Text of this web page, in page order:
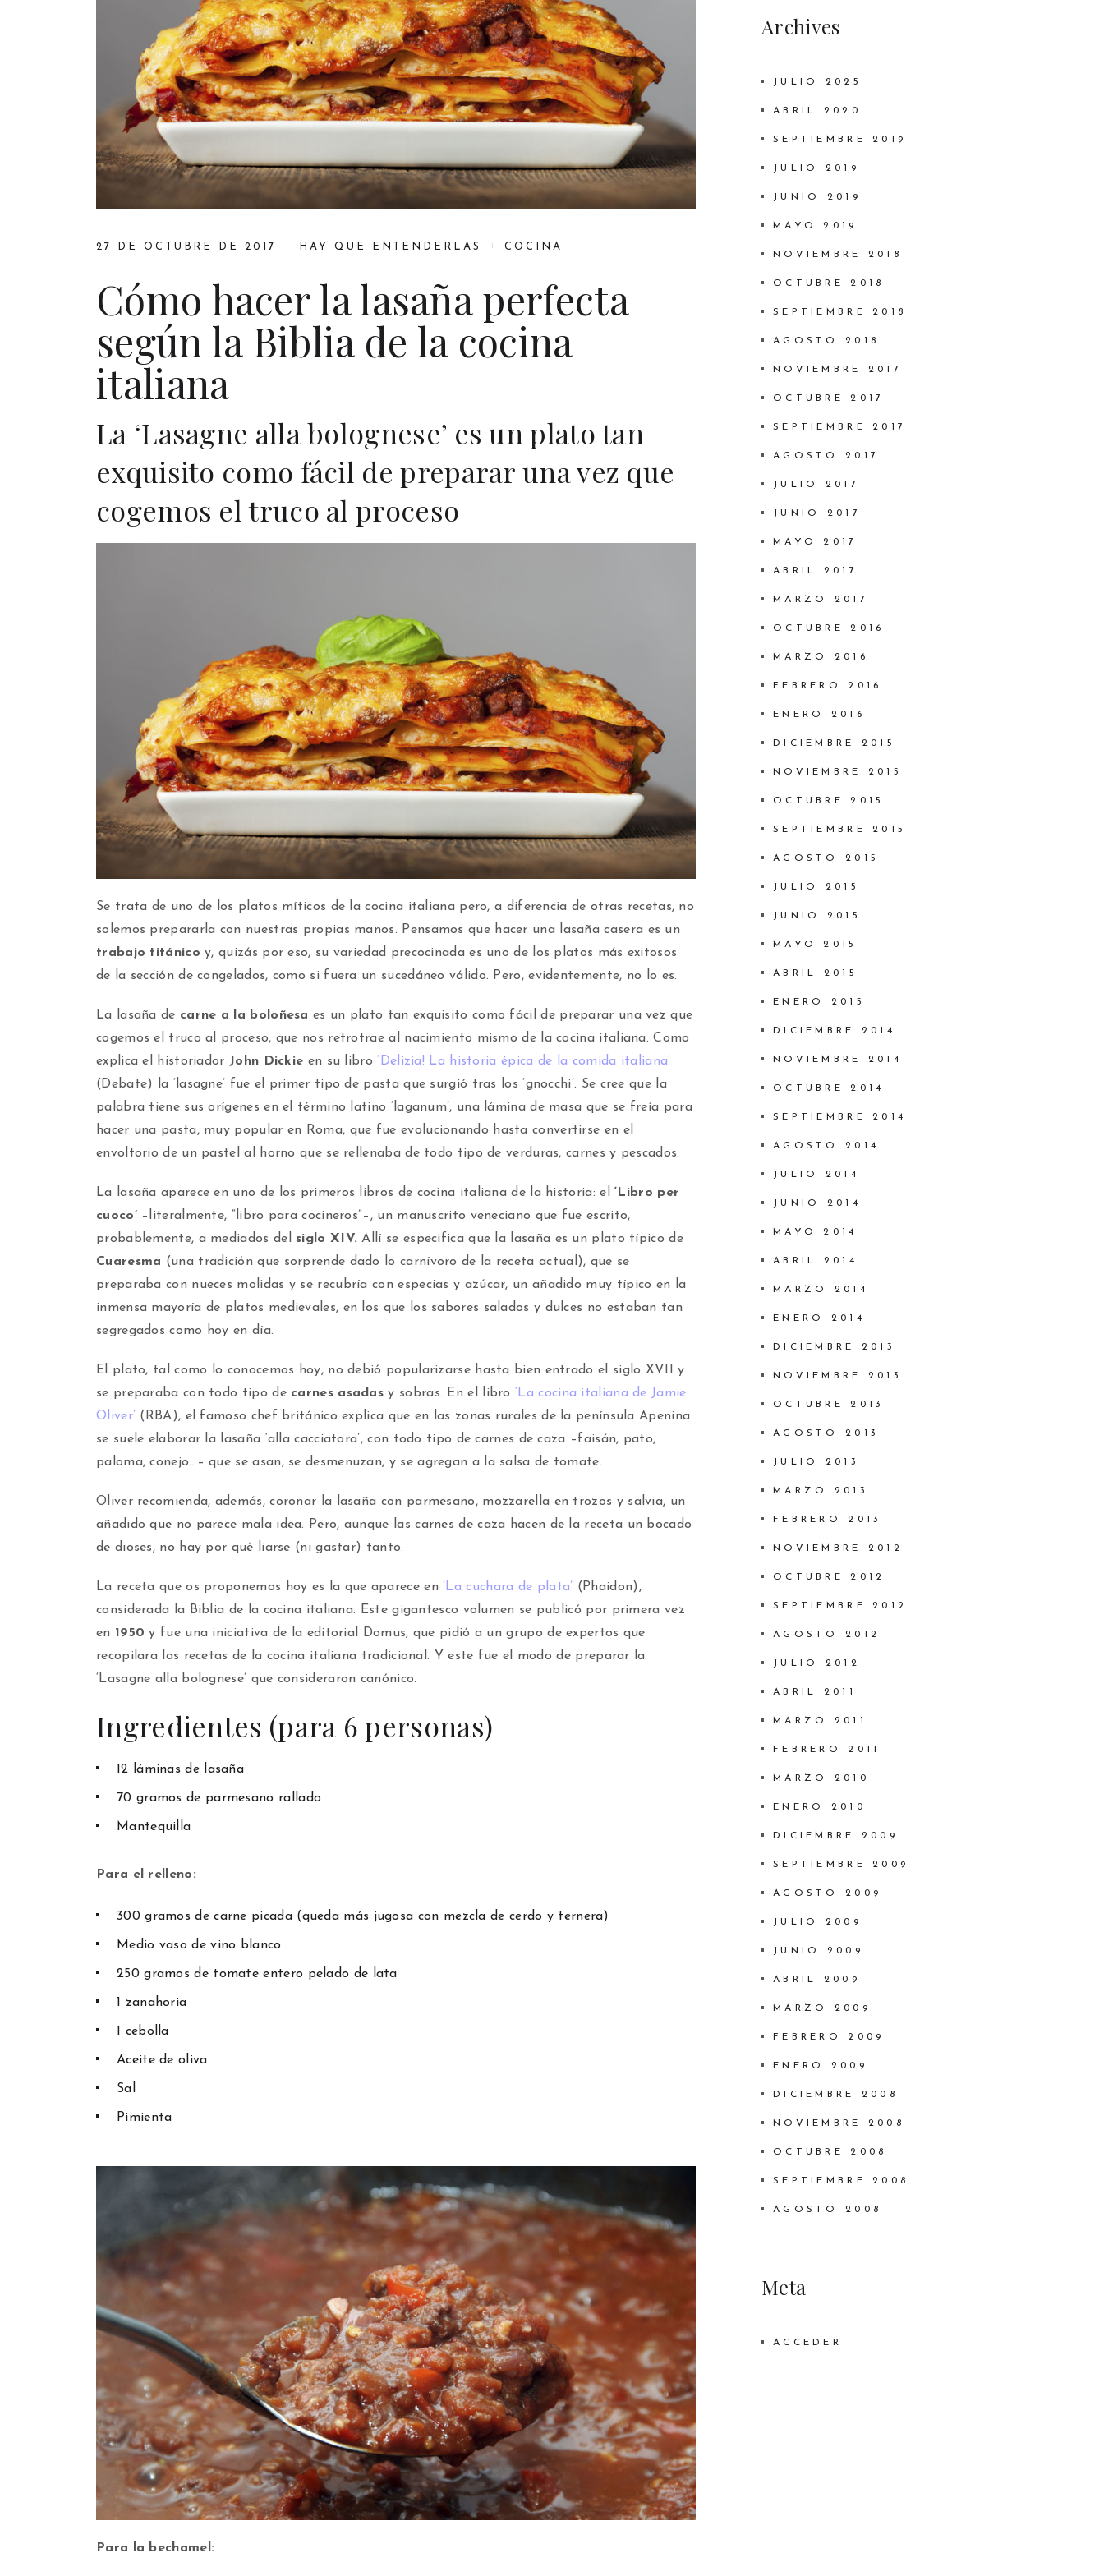
27 DE OCTUBRE DE 2017 HAY QUE ENTENDERLAS COCINA
Cómo hacer la lasaña perfecta
según la Biblia de la cocina
italiana
La ‘Lasagne alla bolognese’ es un plato tan
exquisito como fácil de preparar una vez que
cogemos el truco al proceso
Se trata de uno de los platos míticos de la cocina italiana pero, a diferencia de otras recetas, no
solemos prepararla con nuestras propias manos. Pensamos que hacer una lasaña casera es un
trabajo titánicoy, quizás por eso, su variedad precocinada es uno de los platos más exitosos
de la sección de congelados, como si fuera un sucedáneo válido. Pero, evidentemente, no lo es.
La lasaña de carne a la boloñesa es un plato tan exquisito como fácil de preparar una vez que
cogemos el truco al proceso, que nos retrotrae al nacimiento mismo de la cocina italiana. Como
explica el historiador John Dickie en su libro‘Delizia! La historia épica de la comida italiana’
(Debate) la ‘lasagne’ fue el primer tipo de pasta que surgió tras los ‘gnocchi’. Se cree que la
palabra tiene sus orígenes en el término latino ‘laganum’, una lámina de masa que se freía para
hacer una pasta, muy popular en Roma, que fue evolucionando hasta convertirse en el
envoltorio de un pastel al horno que se rellenaba de todo tipo de verduras, carnes y pescados.
La lasaña aparece en uno de los primeros libros de cocina italiana de la historia: el‘Libro per
cuoco’–literalmente, “libro para cocineros”–, un manuscrito veneciano que fue escrito,
probablemente, a mediados del siglo XIV.Allí se especifica que la lasaña es un plato típico de
Cuaresma (una tradición que sorprende dado lo carnívoro de la receta actual), que se
preparaba con nueces molidas y se recubría con especias y azúcar, un añadido muy típico en la
inmensa mayoría de platos medievales, en los que los sabores salados y dulces no estaban tan
segregados como hoy en día.
El plato, tal como lo conocemos hoy, no debió popularizarse hasta bien entrado el siglo XVII y
se preparaba con todo tipo decarnes asadasy sobras. En el libro‘La cocina italiana de Jamie
Oliver’ (RBA), el famoso chef británico explica que en las zonas rurales de la península Apenina
se suele elaborar la lasaña ‘alla cacciatora’, con todo tipo de carnes de caza –faisán, pato,
paloma, conejo…– que se asan, se desmenuzan, y se agregan a la salsa de tomate.
Oliver recomienda, además, coronar la lasaña con parmesano, mozzarella en trozos y salvia, un
añadido que no parece mala idea. Pero, aunque las carnes de caza hacen de la receta un bocado
de dioses, no hay por qué liarse (ni gastar) tanto.
La receta que os proponemos hoy es la que aparece en‘La cuchara de plata’ (Phaidon),
considerada la Biblia de la cocina italiana. Este gigantesco volumen se publicó por primera vez
en 1950y fue una iniciativa de la editorial Domus, que pidió a un grupo de expertos que
recopilara las recetas de la cocina italiana tradicional. Y este fue el modo de preparar la
‘Lasagne alla bolognese’ que consideraron canónico.
Ingredientes (para 6 personas)
12 láminas de lasaña
70 gramos de parmesano rallado
Mantequilla
Para el relleno:
300 gramos de carne picada (queda más jugosa con mezcla de cerdo y ternera)
Medio vaso de vino blanco
250 gramos de tomate entero pelado de lata
1 zanahoria
1 cebolla
Aceite de oliva
Sal
Pimienta
Para la bechamel:
Archives
JULIO 2025
ABRIL 2020
SEPTIEMBRE 2019
JULIO 2019
JUNIO 2019
MAYO 2019
NOVIEMBRE 2018
OCTUBRE 2018
SEPTIEMBRE 2018
AGOSTO 2018
NOVIEMBRE 2017
OCTUBRE 2017
SEPTIEMBRE 2017
AGOSTO 2017
JULIO 2017
JUNIO 2017
MAYO 2017
ABRIL 2017
MARZO 2017
OCTUBRE 2016
MARZO 2016
FEBRERO 2016
ENERO 2016
DICIEMBRE 2015
NOVIEMBRE 2015
OCTUBRE 2015
SEPTIEMBRE 2015
AGOSTO 2015
JULIO 2015
JUNIO 2015
MAYO 2015
ABRIL 2015
ENERO 2015
DICIEMBRE 2014
NOVIEMBRE 2014
OCTUBRE 2014
SEPTIEMBRE 2014
AGOSTO 2014
JULIO 2014
JUNIO 2014
MAYO 2014
ABRIL 2014
MARZO 2014
ENERO 2014
DICIEMBRE 2013
NOVIEMBRE 2013
OCTUBRE 2013
AGOSTO 2013
JULIO 2013
MARZO 2013
FEBRERO 2013
NOVIEMBRE 2012
OCTUBRE 2012
SEPTIEMBRE 2012
AGOSTO 2012
JULIO 2012
ABRIL 2011
MARZO 2011
FEBRERO 2011
MARZO 2010
ENERO 2010
DICIEMBRE 2009
SEPTIEMBRE 2009
AGOSTO 2009
JULIO 2009
JUNIO 2009
ABRIL 2009
MARZO 2009
FEBRERO 2009
ENERO 2009
DICIEMBRE 2008
NOVIEMBRE 2008
OCTUBRE 2008
SEPTIEMBRE 2008
AGOSTO 2008
Meta
ACCEDER